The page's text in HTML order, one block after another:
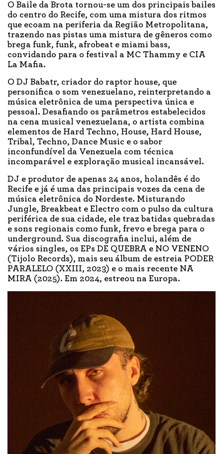
O Baile da Brota tornou-se um dos principais bailes
do centro do Recife, com uma mistura dos ritmos
que ecoam na periferia da Região Metropolitana,
trazendo nas pistas uma mistura de gêneros como
brega funk, funk, afrobeat e miami bass,
convidando para o festival a MC Thammy e CIA
La Mafia.
O DJ Babatr, criador do raptor house, que
personifica o som venezuelano, reinterpretando a
música eletrônica de uma perspectiva única e
pessoal. Desafiando os parâmetros estabelecidos
na cena musical venezuelana, o artista combina
elementos de Hard Techno, House, Hard House,
Tribal, Techno, Dance Music e o sabor
inconfundível da Venezuela com técnica
incomparável e exploração musical incansável.
DJ e produtor de apenas 24 anos, holandês é do
Recife e já é uma das principais vozes da cena de
música eletrônica do Nordeste. Misturando
Jungle, Breakbeat e Electro com o pulso da cultura
periférica de sua cidade, ele traz batidas quebradas
e sons regionais como funk, frevo e brega para o
underground. Sua discografia inclui, além de
vários singles, os EPs DE QUEBRA e NO VENENO
(Tijolo Records), mais seu álbum de estreia PODER
PARALELO (XXIII, 2023) e o mais recente NA
MIRA (2025). Em 2024, estreou na Europa.